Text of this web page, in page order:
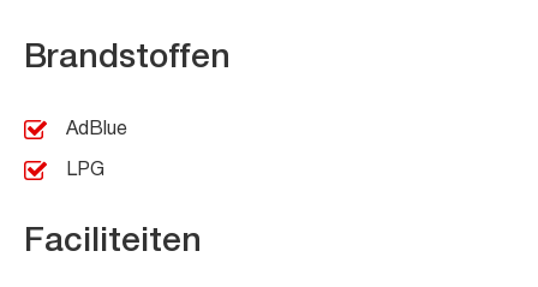
Brandstoffen
AdBlue
LPG
Faciliteiten